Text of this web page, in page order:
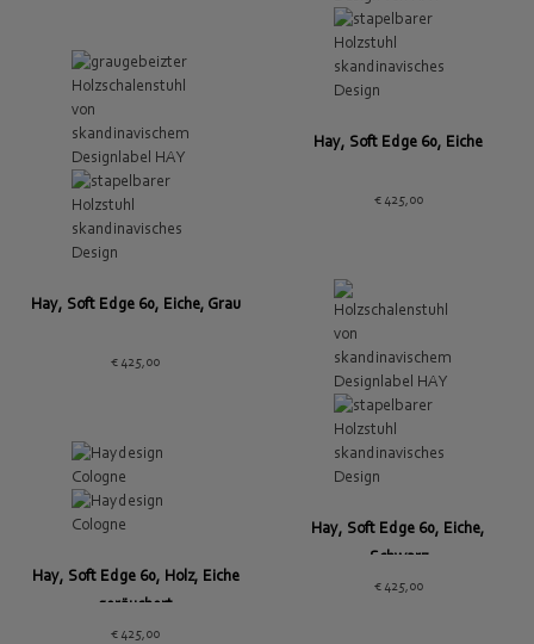
Hay, Soft Edge 60, Eiche
€425,00
Hay, Soft Edge 60, Eiche, Grau
€ 425,00
Hay, Soft Edge 60, Eiche,
Schwarz
€425,00
Hay, Soft Edge 60, Holz, Eiche
geräuchert
€ 425,00